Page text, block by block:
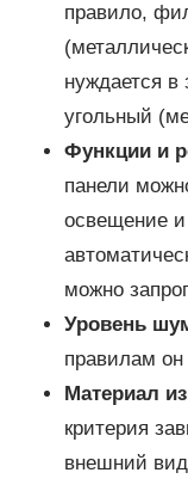
правило,
нуждается
угольный
Функции и
панели
освещение и
можно
Уровень
правилам
Материал
критерия
внешний